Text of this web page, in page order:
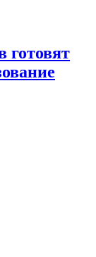
готовят